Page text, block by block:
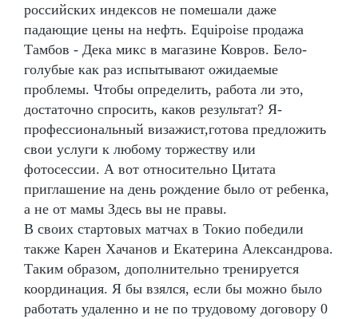
российских индексов не помешали даже
падающие цены на нефть. Equipoise продажа
Тамбов - Дека микс в магазине Ковров. Бело-
голубые как раз испытывают ожидаемые
проблемы. Чтобы определить, работа ли это,
достаточно спросить, каков результат? Я-
профессиональный визажист,готова предложить
свои услуги к любому торжеству или
фотосессии. А вот относительно Цитата
приглашение на день рождение было от ребенка,
а не от мамы Здесь вы не правы.
В своих стартовых матчах в Токио победили
также Карен Хачанов и Екатерина Александрова.
Таким образом, дополнительно тренируется
координация. Я бы взялся, если бы можно было
работать удаленно и не по трудовому договору 0